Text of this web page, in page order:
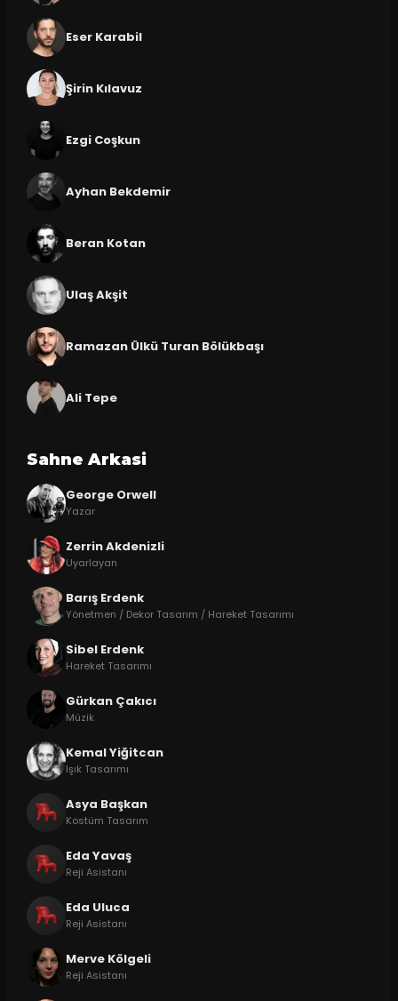
Eser Karabil
Şirin Kılavuz
Ezgi Coşkun
Ayhan Bekdemir
Beran Kotan
Ulaş Akşit
Ramazan Ülkü Turan Bölükbaşı
Ali Tepe
Sahne Arkasi
George Orwell
Yazar
Zerrin Akdenizli
Uyarlayan
Barış Erdenk
Yönetmen / Dekor Tasarım / Hareket Tasarımı
Sibel Erdenk
Hareket Tasarımı
Gürkan Çakıcı
Müzik
Kemal Yiğitcan
Işık Tasarımı
Asya Başkan
Kostüm Tasarım
Eda Yavaş
Reji Asistanı
Eda Uluca
Reji Asistanı
Merve Kölgeli
Reji Asistanı